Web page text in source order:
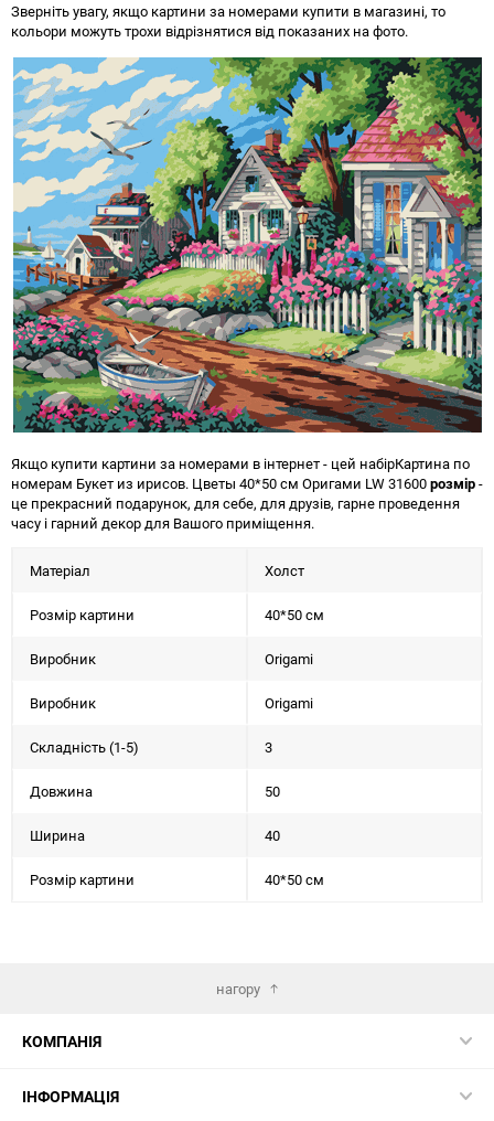
Зверніть увагу, якщо картини за номерами купити в магазині, то
кольори можуть трохи відрізнятися від показаних на фото.
Якщо купити картини за номерами в інтернет - цей набірКартина по
номерам Букет из ирисов. Цветы 40*50 см Оригами LW 31600розмір-
це прекрасний подарунок, для себе, для друзів, гарне проведення
часу і гарний декор для Вашого приміщення.
Матеріал Холст
Розмір картини 40*50 см
Виробник Origami
Виробник Origami
Складність (1-5) 3
Довжина 50
Ширина 40
Розмір картини 40*50 см
нагору
КОМПАНІЯ
ІНФОРМАЦІЯ